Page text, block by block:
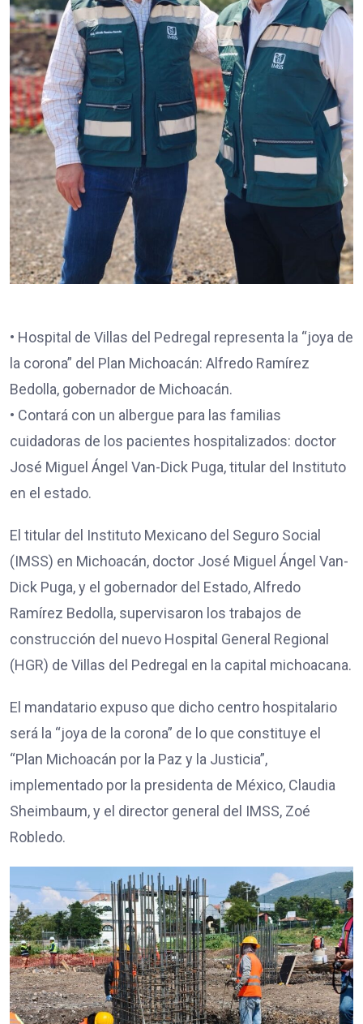
• Hospital de Villas del Pedregal representa la “joya de
la corona” del Plan Michoacán: Alfredo Ramírez
Bedolla, gobernador de Michoacán.
• Contará con un albergue para las familias
cuidadoras de los pacientes hospitalizados: doctor
José Miguel Ángel Van-Dick Puga, titular del Instituto
en el estado.
El titular del Instituto Mexicano del Seguro Social
(IMSS) en Michoacán, doctor José Miguel Ángel Van-
Dick Puga, y el gobernador del Estado, Alfredo
Ramírez Bedolla, supervisaron los trabajos de
construcción del nuevo Hospital General Regional
(HGR) de Villas del Pedregal en la capital michoacana.
El mandatario expuso que dicho centro hospitalario
será la “joya de la corona” de lo que constituye el
“Plan Michoacán por la Paz y la Justicia”,
implementado por la presidenta de México, Claudia
Sheimbaum, y el director general del IMSS, Zoé
Robledo.